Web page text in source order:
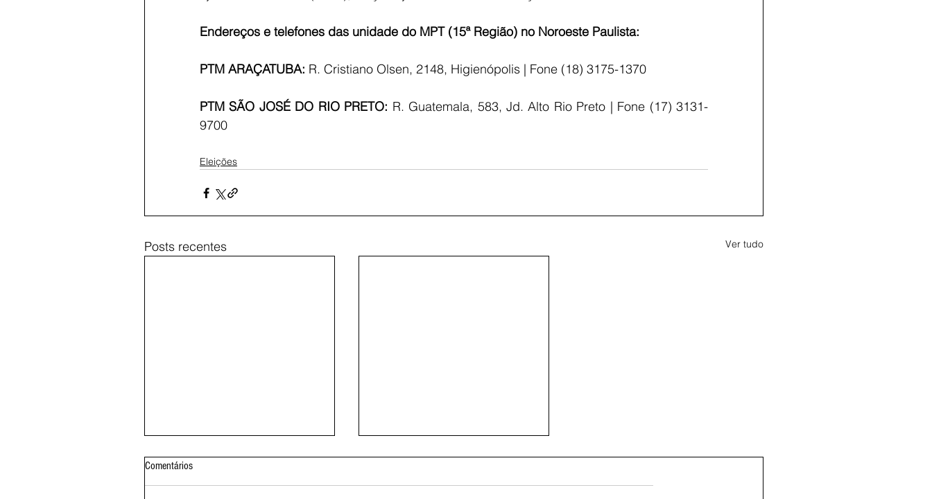
Endereços e telefones das unidade do MPT (15ª Região) no Noroeste Paulista:
PTM ARAÇATUBA: R. Cristiano Olsen, 2148, Higienópolis | Fone (18) 3175-1370
PTM SÃO JOSÉ DO RIO PRETO: R. Guatemala, 583, Jd. Alto Rio Preto | Fone (17) 3131-
9700
Eleições
Posts recentes Ver tudo
Comentários